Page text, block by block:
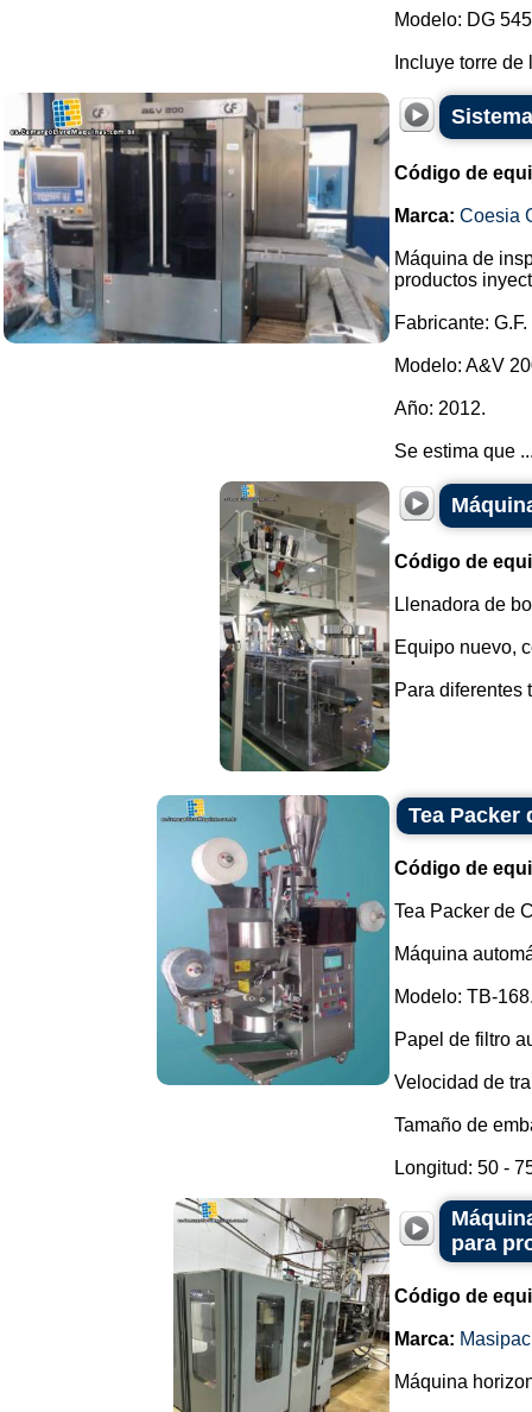
Modelo: DG
Incluye torre
Código de
Marca: Coesia
Máquina de
productos
Fabricante:
Modelo: A&V
Año: 2012.
Se estima que
Código de
Llenadora de
Equipo nuevo,
Para diferentes
Tea Packer
Código de
Tea Packer de
Máquina
Modelo: TB-
Papel de filtro
Velocidad de
Tamaño de
Longitud: 50 -
para
Código de
Marca:
Máquina